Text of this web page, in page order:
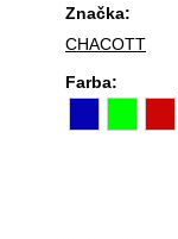
Značka:
CHACOTT
Farba: